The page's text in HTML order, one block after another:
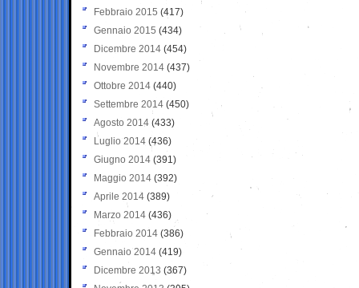
Febbraio 2015 (417)
Gennaio 2015 (434)
Dicembre 2014 (454)
Novembre 2014 (437)
Ottobre 2014 (440)
Settembre 2014 (450)
Agosto 2014 (433)
Luglio 2014 (436)
Giugno 2014 (391)
Maggio 2014 (392)
Aprile 2014 (389)
Marzo 2014 (436)
Febbraio 2014 (386)
Gennaio 2014 (419)
Dicembre 2013 (367)